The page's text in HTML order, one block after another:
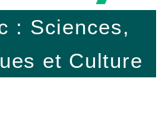
: Sciences,
et Culture